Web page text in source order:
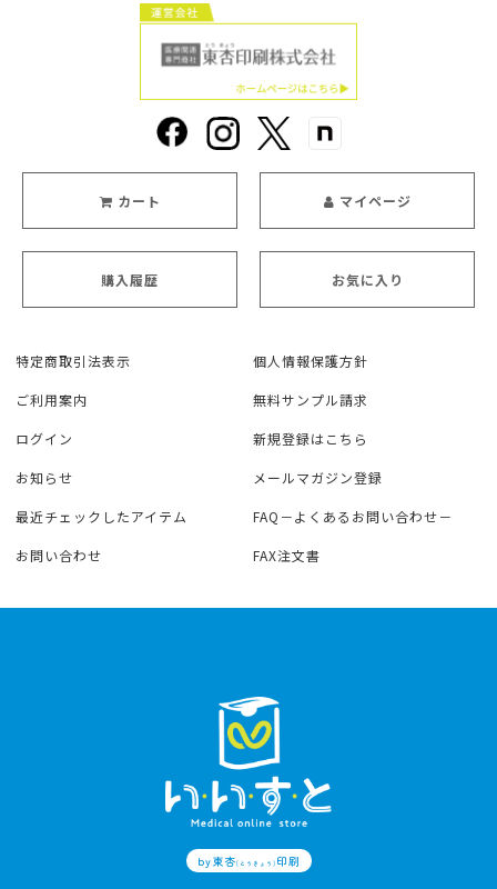
カート マイページ
購入履歴 お気に入り
特定商取引法表示 個人情報保護方針
ご利用案内 無料サンプル請求
ログイン 新規登録はこちら
お知らせ メールマガジン登録
最近チェックしたアイテム FAQ－よくあるお問い合わせ－
お問い合わせ FAX注文書
by東杏(とうきょう) 印刷